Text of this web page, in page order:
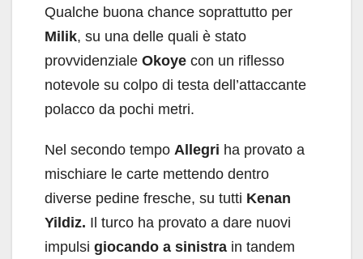
Qualche buona chance soprattutto per
Milik, su una delle quali è stato
provvidenziale Okoye con un riflesso
notevole su colpo di testa dell’attaccante
polacco da pochi metri.
Nel secondo tempo Allegri ha provato a
mischiare le carte mettendo dentro
diverse pedine fresche, su tutti Kenan
Yildiz. Il turco ha provato a dare nuovi
impulsi giocando a sinistra in tandem